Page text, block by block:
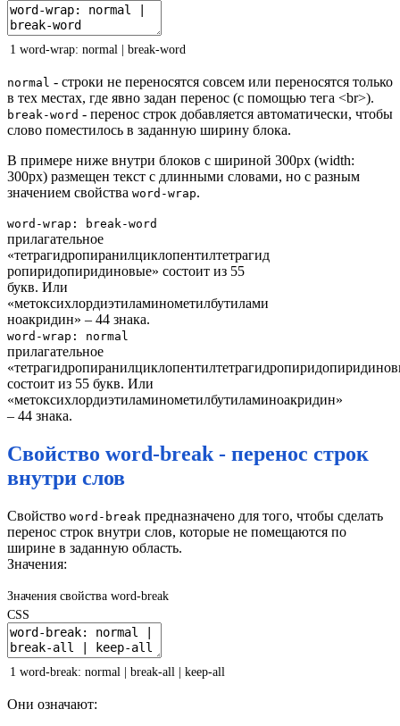
1 word-wrap: normal break-word
normal - строки не переносятся совсем или переносятся только
в тех местах, где явно задан перенос (с помощью тега <br>).
break-word - перенос строк добавляется автоматически, чтобы
слово поместилось в заданную ширину блока.
В примере ниже внутри блоков с шириной 300px (width:
300px) размещен текст с длинными словами, но с разным
значением свойства word-wrap.
word-wrap: break-word
прилагательное
«тетрагидропиранилциклопентилтетрагид
ропиридопиридиновые» состоит из 55
букв. Или
«метоксихлордиэтиламинометилбутилами
ноакридин» – 44 знака.
word-wrap: normal
прилагательное
состоит из 55 букв. Или
«метоксихлордиэтиламинометилбутиламиноакридин»
– 44 знака.
Свойство word-break - перенос строк
внутри слов
Свойство word-break предназначено для того, чтобы сделать
перенос строк внутри слов, которые не помещаются по
ширине в заданную область.
Значения:
Значения свойства word-break
CSS
1 word-break: normal break-all keep-all
Они означают: